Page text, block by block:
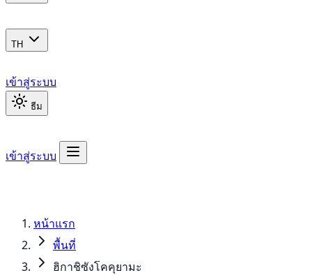
TH
เข้าสู่ระบบ
ธีม
เข้าสู่ระบบ
หน้าแรก
พื้นที่
ฮิกาชิซังโคคุยามะ